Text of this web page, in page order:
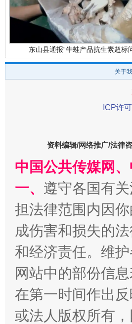
东山县通报“牛蛙产品抗生素超标
千年窑火 生生不息
揭开“小金库”的免责幌子
关于
ICP许
资料编辑/网络推广/法律
中国公共传媒网
一、 遵守各国有
担法律范围内因
成伤害和损失的
和经济责任。维
网站中的部份信
在第一时间作出
或法人版权所有